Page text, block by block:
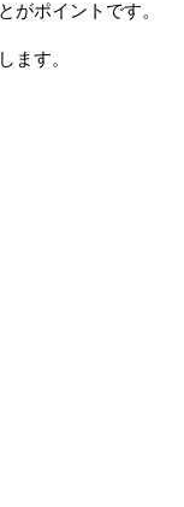
がポイントです。
ます。